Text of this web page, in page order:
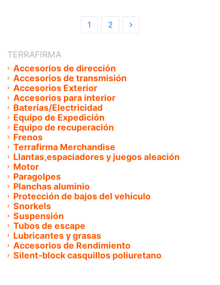
1 2
TERRAFIRMA
Accesorios de dirección
Accesorios de transmisión
Accesorios Exterior
Accesorios para interior
Baterías/Electricidad
Equipo de Expedición
Equipo de recuperación
Frenos
Terrafirma Merchandise
Llantas,espaciadores y juegos aleación
Motor
Paragolpes
Planchas aluminio
Protección de bajos del vehículo
Snorkels
Suspensión
Tubos de escape
Lubricantes y grasas
Accesorios de Rendimiento
Silent-block casquillos poliuretano